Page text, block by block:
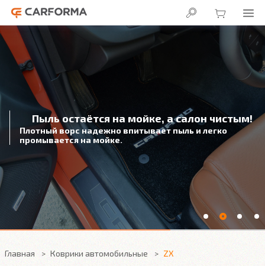
Пыль остаётся на мойке, а салон чистым!
Плотный ворс надежно впитывает пыль и легко
промывается на мойке.
Главная Коврики автомобильные ZX